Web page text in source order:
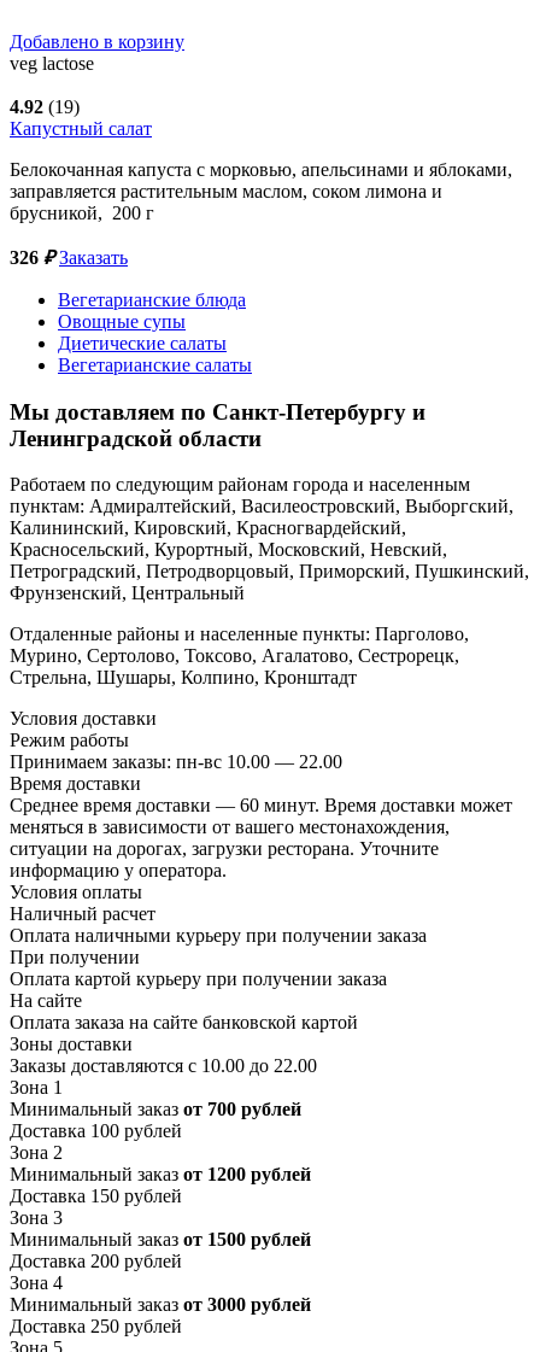
Добавлено в корзину
veg lactose
4.92 (19)
Капустный салат
Белокочанная капуста с морковью, апельсинами и яблоками,
заправляется растительным маслом, соком лимона и
брусникой, 200 г
326 ₽ Заказать
Вегетарианские блюда
Овощные супы
Диетические салаты
Вегетарианские салаты
Мы доставляем по Санкт-Петербургу и
Ленинградской области
Работаем по следующим районам города и населенным
пунктам: Адмиралтейский, Василеостровский, Выборгский,
Калининский, Кировский, Красногвардейский,
Красносельский, Курортный, Московский, Невский,
Петроградский, Петродворцовый, Приморский, Пушкинский,
Фрунзенский, Центральный
Отдаленные районы и населенные пункты: Парголово,
Мурино, Сертолово, Токсово, Агалатово, Сестрорецк,
Стрельна, Шушары, Колпино, Кронштадт
Условия доставки
Режим работы
Принимаем заказы: пн-вс 10.00 — 22.00
Время доставки
Среднее время доставки — 60 минут. Время доставки может
меняться в зависимости от вашего местонахождения,
ситуации на дорогах, загрузки ресторана. Уточните
информацию у оператора.
Условия оплаты
Наличный расчет
Оплата наличными курьеру при получении заказа
При получении
Оплата картой курьеру при получении заказа
На сайте
Оплата заказа на сайте банковской картой
Зоны доставки
Заказы доставляются с 10.00 до 22.00
Зона 1
Минимальный заказ от 700 рублей
Доставка 100 рублей
Зона 2
Минимальный заказ от 1200 рублей
Доставка 150 рублей
Зона 3
Минимальный заказ от 1500 рублей
Доставка 200 рублей
Зона 4
Минимальный заказ от 3000 рублей
Доставка 250 рублей